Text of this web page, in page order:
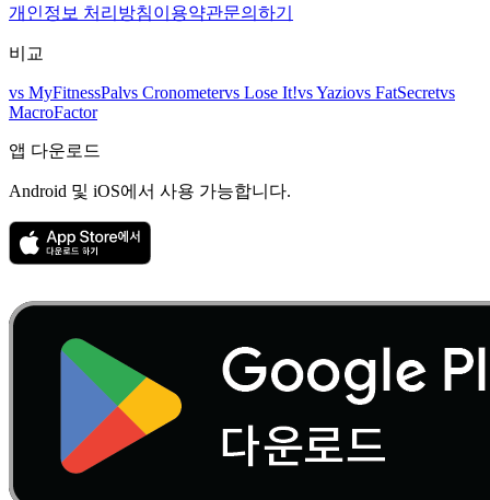
개인정보 처리방침이용약관문의하기
비교
vs MyFitnessPalvs Cronometervs Lose It!vsYaziovs FatSecretvs
MacroFactor
앱 다운로드
Android 및 iOS에서 사용 가능합니다.